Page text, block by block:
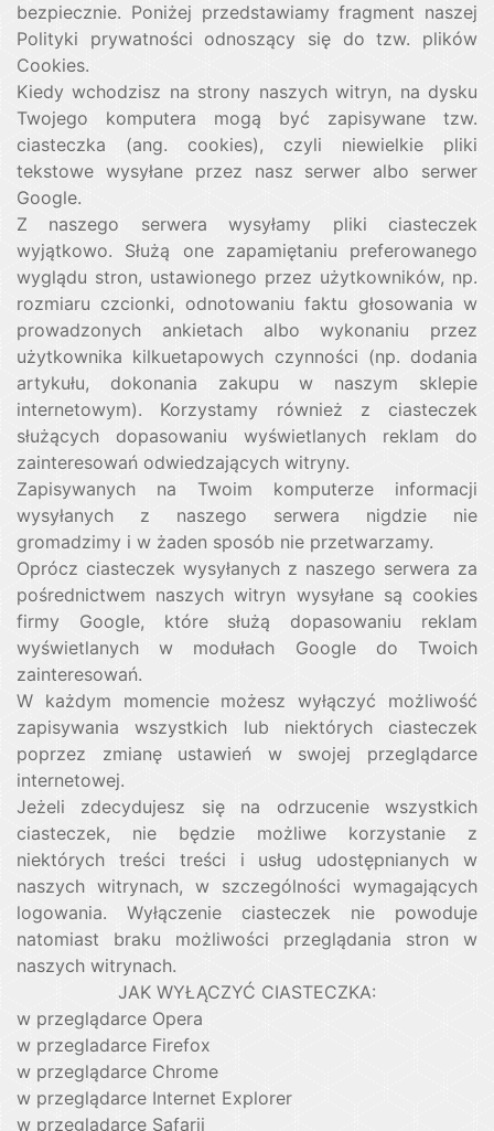
bezpiecznie. Poniżej przedstawiamy fragment naszej
Polityki prywatności odnoszący się do tzw. plików
Cookies.
Kiedy wchodzisz na strony naszych witryn, na dysku
Twojego komputera mogą być zapisywane tzw.
ciasteczka (ang. cookies), czyli niewielkie pliki
tekstowe wysyłane przez nasz serwer albo serwer
Google.
Z naszego serwera wysyłamy pliki ciasteczek
wyjątkowo. Służą one zapamiętaniu preferowanego
wyglądu stron, ustawionego przez użytkowników, np.
rozmiaru czcionki, odnotowaniu faktu głosowania w
prowadzonych ankietach albo wykonaniu przez
użytkownika kilkuetapowych czynności (np. dodania
artykułu, dokonania zakupu w naszym sklepie
internetowym). Korzystamy również z ciasteczek
służących dopasowaniu wyświetlanych reklam do
zainteresowań odwiedzających witryny.
Zapisywanych na Twoim komputerze informacji
wysyłanych z naszego serwera nigdzie nie
gromadzimy i w żaden sposób nie przetwarzamy.
Oprócz ciasteczek wysyłanych z naszego serwera za
pośrednictwem naszych witryn wysyłane są cookies
firmy Google, które służą dopasowaniu reklam
wyświetlanych w modułach Google do Twoich
zainteresowań.
W każdym momencie możesz wyłączyć możliwość
zapisywania wszystkich lub niektórych ciasteczek
poprzez zmianę ustawień w swojej przeglądarce
internetowej.
Jeżeli zdecydujesz się na odrzucenie wszystkich
ciasteczek, nie będzie możliwe korzystanie z
niektórych treści treści i usług udostępnianych w
naszych witrynach, w szczególności wymagających
logowania. Wyłączenie ciasteczek nie powoduje
natomiast braku możliwości przeglądania stron w
naszych witrynach.
JAK WYŁĄCZYĆ CIASTECZKA:
w przeglądarce Opera
w przegladarce Firefox
w przeglądarce Chrome
w przeglądarce Internet Explorer
w przeglądarce Safarii